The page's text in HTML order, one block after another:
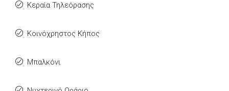
Κεραία Τηλεόρασης
Κοινόχρηστος Κήπος
Μπαλκόνι